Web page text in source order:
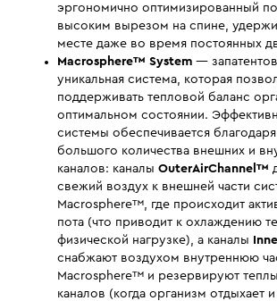
эргономично оптимизированный
высоким вырезом на спине,
месте даже во время постоянных
Macrosphere™ System —
уникальная система, которая
поддерживать тепловой баланс
оптимальном состоянии.
системы обеспечивается
большого количества внешних и
каналов: каналы OuterAirChannel™
свежий воздух к внешней части
Macrosphere™, где происходит
пота (что приводит к охлаждению
физической нагрузке), а каналы
снабжают воздухом внутреннюю
Macrosphere™ и резервируют
каналов (когда организм отдыхает